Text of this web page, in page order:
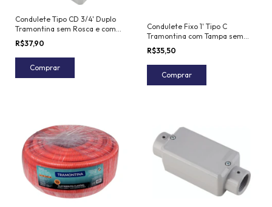
Condulete Tipo CD 3/4' Duplo
Tramontina sem Rosca e com
Pintura Eletrostática a Pó
R$37,90
Comprar
Condulete Fixo 1' Tipo C
Tramontina com Tampa sem
Rosca
R$35,50
Comprar